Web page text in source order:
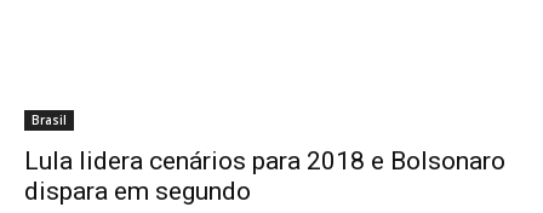
Brasil
Lula lidera cenários para 2018 e Bolsonaro
dispara em segundo